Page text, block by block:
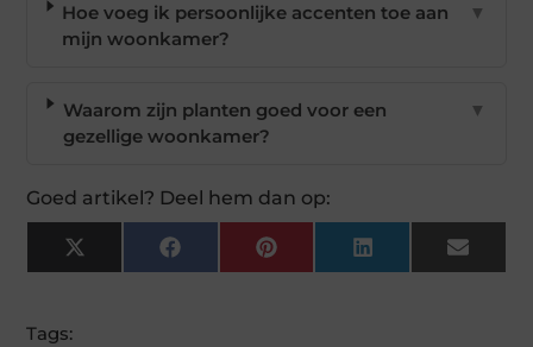
Hoe voeg ik persoonlijke accenten toe aan
mijn woonkamer?
▼
Waarom zijn planten goed voor een
gezellige woonkamer?
▼
Goed artikel? Deel hem dan op:
X
(Twitter)
FacebookPinterest LinkedIn Email
Tags: